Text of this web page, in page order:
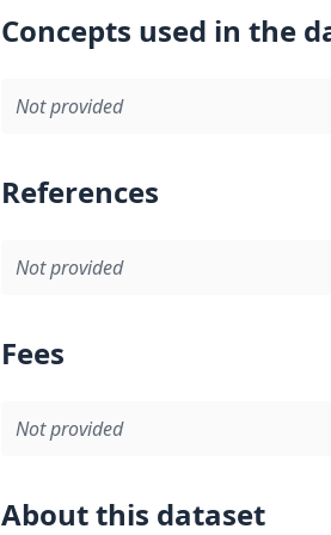
Concepts used in the
Not provided
References
Not provided
Fees
Not provided
About this dataset